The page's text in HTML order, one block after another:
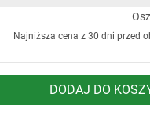
Najniższa cena z 30 dni przed
DODAJ DO